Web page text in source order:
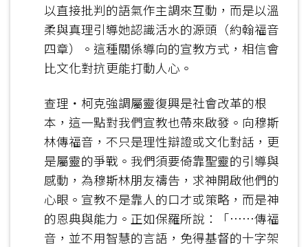
以直接批判的語氣作主調來互動，而是以溫
柔與真理引導她認識活水的源頭（約翰福音
四章）。這種關係導向的宣教方式，相信會
比文化對抗更能打動人心。
查理‧柯克強調屬靈復興是社會改革的根
本，這一點對我們宣教也帶來啟發。向穆斯
林傳福音，不只是理性辯證或文化對話，更
是屬靈的爭戰。我們須要倚靠聖靈的引導與
感動，為穆斯林朋友禱告，求神開啟他們的
心眼。宣教不是靠人的口才或策略，而是神
的恩典與能力。正如保羅所說：「……傳福
音，並不用智慧的言語，免得基督的十字架